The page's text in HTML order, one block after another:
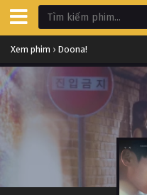
Xem phim › Doona!